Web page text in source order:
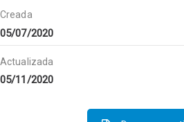
Creada
05/07/2020
Actualizada
05/11/2020